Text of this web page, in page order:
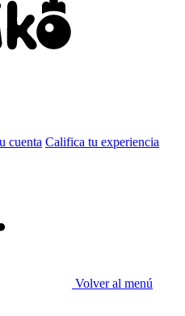
cuenta Califica tu experiencia
Volver al menú